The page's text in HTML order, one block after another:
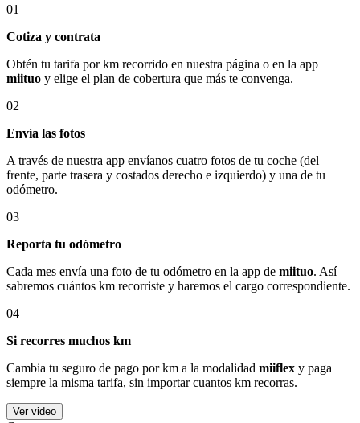
01
Cotiza y contrata
Obtén tu tarifa por km recorrido en nuestra página o en la app
miituo y elige el plan de cobertura que más te convenga.
02
Envía las fotos
A través de nuestra app envíanos cuatro fotos de tu coche (del
frente, parte trasera y costados derecho e izquierdo) y una de tu
odómetro.
03
Reporta tu odómetro
Cada mes envía una foto de tu odómetro en la app de miituo. Así
sabremos cuántos km recorriste y haremos el cargo correspondiente.
04
Si recorres muchos km
Cambia tu seguro de pago por km a la modalidad miiflex y paga
siempre la misma tarifa, sin importar cuantos km recorras.
Ver video